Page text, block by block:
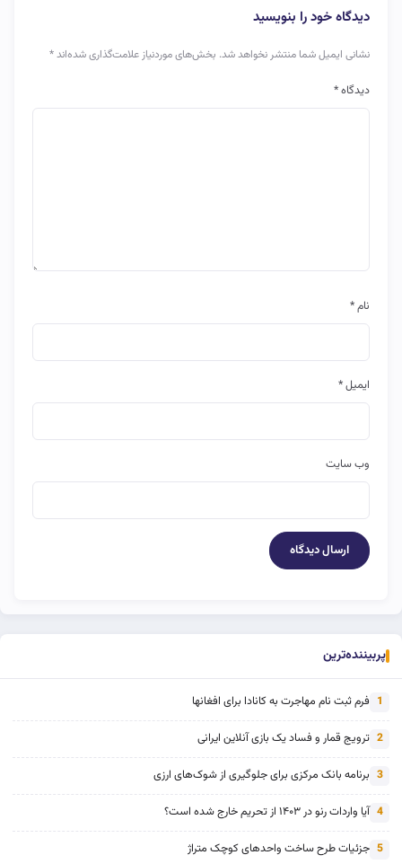
دیدگاه خود را بنویسید
نشانی ایمیل شما منتشر نخواهد شد. بخش‌های موردنیاز علامت‌گذاری شده‌اند*
دیدگاه*
نام*
ایمیل*
وب‌ سایت
پربیننده‌ترین
1 فرم ثبت نام مهاجرت به کانادا برای افغانها
2 ترویج قمار و فساد یک بازی آنلاین ایرانی
3 برنامه بانک مرکزی برای جلوگیری از شوک‌های ارزی
4 آیا واردات رنو در ۱۴۰۳ از تحریم خارج شده است؟
5 جزئیات طرح ساخت واحدهای کوچک متراژ